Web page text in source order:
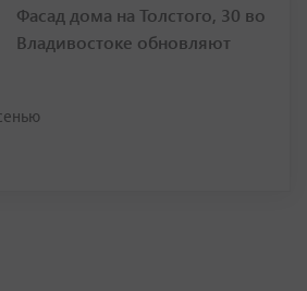
Фасад дома на Толстого, 30 во
Владивостоке обновляют